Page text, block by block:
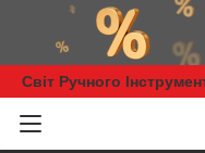
Світ Ручного